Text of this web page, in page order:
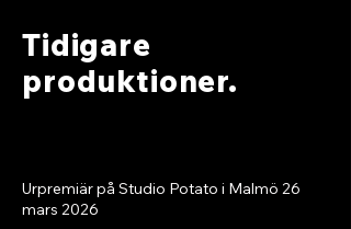
Tidigare
produktioner.​
Urpremiär på Studio Potato i Malmö 26
mars 2026